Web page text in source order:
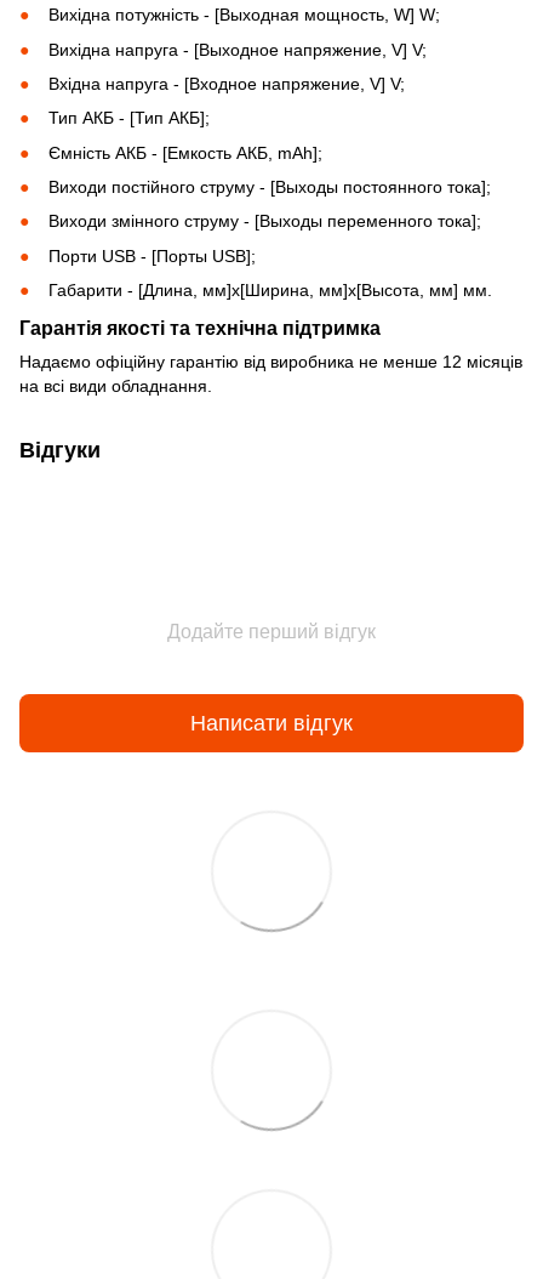
Вихідна потужність - [Выходная мощность, W] W;
Вихідна напруга - [Выходное напряжение, V] V;
Вхідна напруга - [Входное напряжение, V] V;
Тип АКБ - [Тип АКБ];
Ємність АКБ - [Емкость АКБ, mAh];
Виходи постійного струму - [Выходы постоянного тока];
Виходи змінного струму - [Выходы переменного тока];
Порти USB - [Порты USB];
Габарити - [Длина, мм]х[Ширина, мм]х[Высота, мм] мм.
Гарантія якості та технічна підтримка
Надаємо офіційну гарантію від виробника не менше 12 місяців
на всі види обладнання.
Відгуки
Додайте перший відгук
Написати відгук